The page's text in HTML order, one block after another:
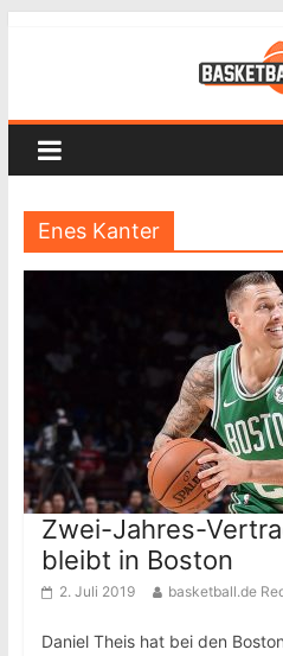
Enes Kanter
Zwei-Jahres-
bleibt in Boston
2. Juli 2019 basketball.de
Daniel Theis hat bei den